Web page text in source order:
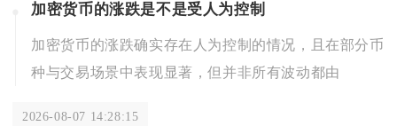
加密货币的涨跌是不是受人为控制
加密货币的涨跌确实存在人为控制的情况，且在部分币
种与交易场景中表现显著，但并非所有波动都由
2026-08-07 14:28:15